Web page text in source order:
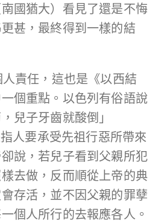
國猶大）看見了還是不悔
甚，最終得到一樣的結
責任，這也是《以西結
個重點。以色列有俗語說
兒子牙齒就酸倒」
指人要承受先祖行惡所帶來
說，若兒子看到父親所犯
去做，反而順從上帝的典
存活，並不因父親的罪孽
個人所行的去報應各人。